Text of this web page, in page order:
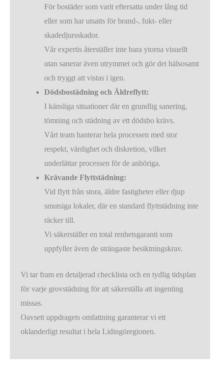
För bostäder som varit eftersatta under lång tid
eller som har utsatts för brand-, fukt- eller
skadedjursskador.
Vår expertis återställer inte bara ytorna visuellt
utan sanerar även utrymmet och gör det hälsosamt
och tryggt att vistas i igen.
Dödsbostädning och Äldreflytt:
I känsliga situationer där en grundlig sanering,
tömning och städning av ett dödsbo krävs.
Vårt team hanterar hela processen med stor
respekt, värdighet och diskretion, vilket
underlättar processen för de anhöriga.
Krävande Flyttstädning:
Vid flytt från stora, äldre fastigheter eller djup
smutsiga lokaler, där en standard flyttstädning inte
räcker till.
Vi säkerställer en total renhetsgaranti som
uppfyller även de strängaste besiktningskrav.
Vi tar fram en detaljerad checklista och en tydlig tidsplan
för varje grovstädning för att säkerställa att ingenting
missas.
Oavsett uppdragets omfattning garanterar vi ett
oklanderligt resultat i hela Lidingöregionen.